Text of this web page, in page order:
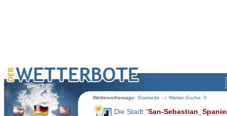
Wettervorhersage: Startseite Wetter-Suche: 0
Die Stadt "San-